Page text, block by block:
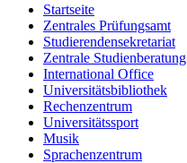
Startseite
Zentrales Prüfungsamt
Studierendensekretariat
Zentrale Studienberatung
International Office
Universitätsbibliothek
Rechenzentrum
Universitätssport
Musik
Sprachenzentrum